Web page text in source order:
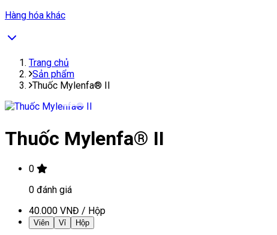
Hàng hóa khác
Trang chủ
Sản phẩm
Thuốc Mylenfa® II
Thuốc Mylenfa® II
0
0 đánh giá
40.000 VNĐ / Hộp
Viên Vỉ Hộp